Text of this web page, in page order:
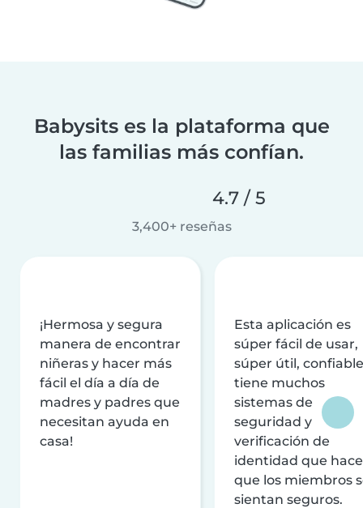
Babysits es la plataforma que
las familias más confían.
4.7 / 5
3,400+ reseñas
¡Hermosa y segura
manera de encontrar
niñeras y hacer más
fácil el día a día de
madres y padres que
necesitan ayuda en
casa!
Esta aplicación es
súper fácil de usar,
súper útil,
tiene muchos
sistemas de
seguridad y
verificación de
identidad que
que los miembros
sientan seguros.